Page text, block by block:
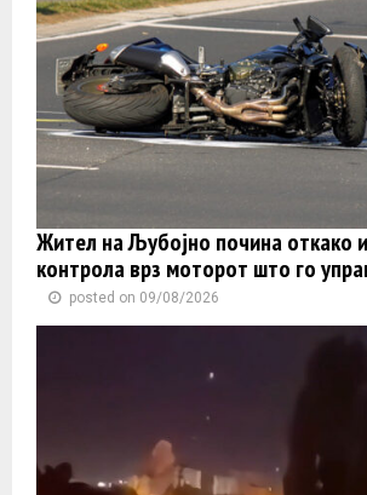
Жител на Љубојно почина откако
контролa врз моторот што го
posted on 09/08/2026